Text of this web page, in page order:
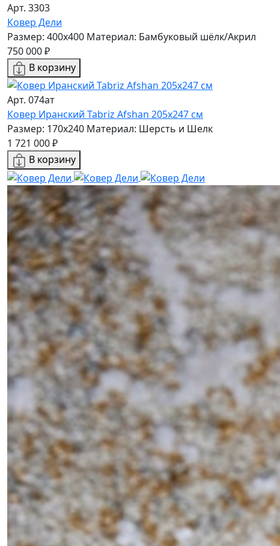
Арт. 3303
Ковер Дели
Размер: 400x400 Материал: Бамбуковый шёлк/Акрил
750 000 ₽
В корзину
Арт. 074ат
Ковер Иранский Tabriz Afshan 205x247 см
Размер: 170x240 Материал: Шерсть и Шелк
1 721 000 ₽
В корзину